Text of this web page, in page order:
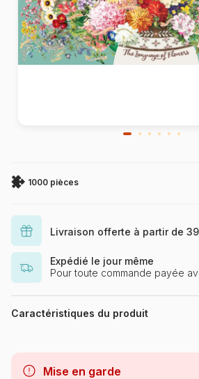
1000 pièces
Livraison offerte à partir de
Expédié le jour même
Pour toute commande payée
Caractéristiques du produit
Mise en garde